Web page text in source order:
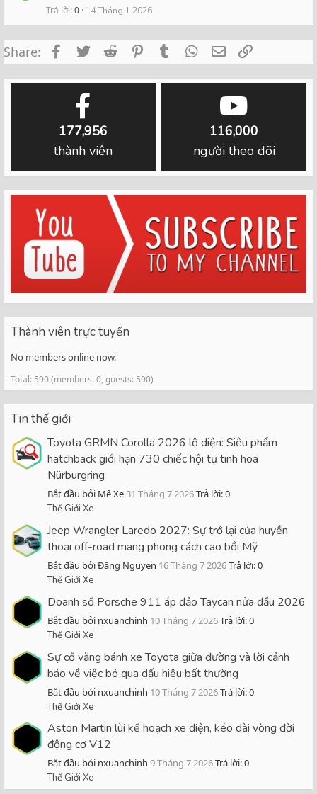
Trả lời 0 14 Tháng 1 2026
Share: FacebookTwitterReddit PinterestTumblrWhatsApp
Email
177,956
thành viên
116,000
người theo dõi
Thành viên trực tuyến
No members online now.
Total: 590 (members: 0, guests: 590)
Tin thế giới
Toyota GRMN Corolla 2026 lộ diện: Siêu phẩm
hatchback giới hạn 730 chiếc hội tụ tinh hoa
Nürburgring
Bắt đầu bởi Mê Xe31 Tháng 7 2026Trả lời: 0
Thế Giới Xe
Jeep Wrangler Laredo 2027: Sự trở lại của huyền
thoại off-road mang phong cách cao bồi Mỹ
Bắt đầu bởi Đăng Nguyen 16 Tháng 7 2026Trả lời: 0
Thế Giới Xe
Doanh số Porsche 911 áp đảo Taycan nửa đầu 2026
Bắt đầu bởi nxuanchinh 10 Tháng 7 2026Trả lời: 0
Thế Giới Xe
Sự cố văng bánh xe Toyota giữa đường và lời cảnh
báo về việc bỏ qua dấu hiệu bất thường
Bắt đầu bởi nxuanchinh 10 Tháng 7 2026Trả lời: 0
Thế Giới Xe
Aston Martin lùi kế hoạch xe điện, kéo dài vòng đời
động cơ V12
Bắt đầu bởi nxuanchinh 9 Tháng 7 2026Trả lời: 0
Thế Giới Xe